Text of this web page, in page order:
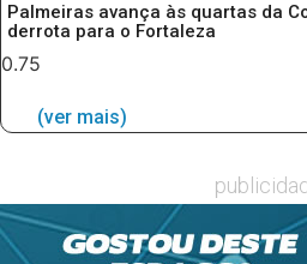
Palmeiras avança às quartas da
derrota para o Fortaleza
(ver mais)